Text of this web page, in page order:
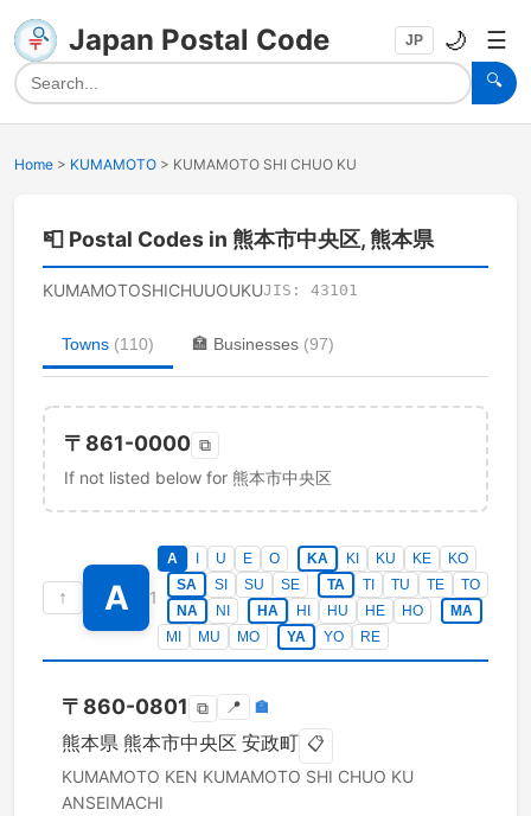
Japan Postal Code
🔍
JP 🌙 ☰
Home > KUMAMOTO > KUMAMOTO SHI CHUO KU
📮 Postal Codes in 熊本市中央区, 熊本県
KUMAMOTOSHICHUUOUKUJIS: 43101
Towns (110) 🏣 Businesses (97)
〒 861-0000 ⧉
If not listed below for 熊本市中央区
↑ A 1
A U E O KA KI KU KE
KO
SA
SI SU SE TA TI TU TE
TO
NA
NI HA HI HU HE HO
MA
MI
MU MO YA YO RE
〒 860-0801 ⧉ 📍 🏣
熊本県 熊本市中央区 安政町 📋
KUMAMOTO KEN KUMAMOTO SHI CHUO KU
ANSEIMACHI